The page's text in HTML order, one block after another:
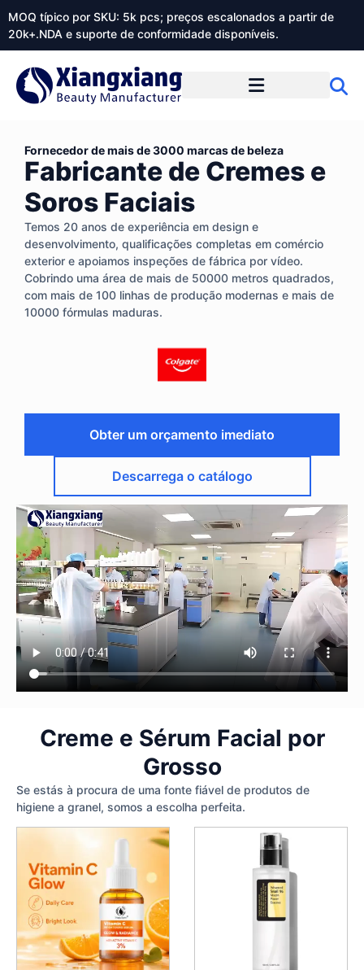
MOQ típico por SKU: 5k pcs; preços escalonados a partir de
20k+.NDA e suporte de conformidade disponíveis.
Fornecedor de mais de 3000 marcas de beleza
Fabricante de Cremes e
Soros Faciais
Temos 20 anos de experiência em design e
desenvolvimento, qualificações completas em comércio
exterior e apoiamos inspeções de fábrica por vídeo.
Cobrindo uma área de mais de 50000 metros quadrados,
com mais de 100 linhas de produção modernas e mais de
10000 fórmulas maduras.
Obter um orçamento imediato
Descarrega o catálogo
Creme e Sérum Facial por
Grosso
Se estás à procura de uma fonte fiável de produtos de
higiene a granel, somos a escolha perfeita.